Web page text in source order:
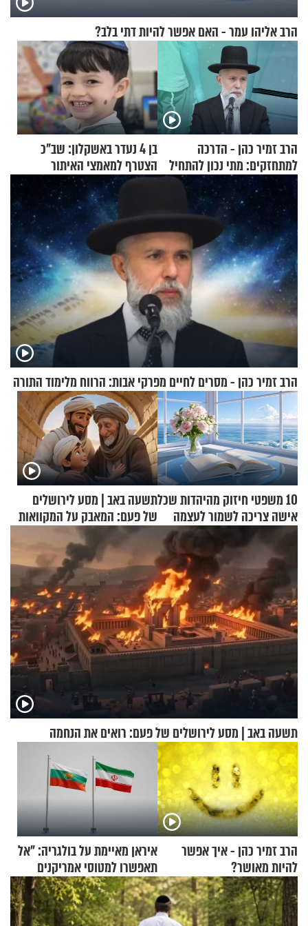
הרב אליהו עמר - האם אפשר להיות דתי בלב?
הרב זמיר כהן - הדרכה
למתחזקים: מתי נכון להתחיל
עם לבישת הציצית?
בן 4 נעדר באשקלון: שב"כ
הצטרף למאמצי האיתור
הרב זמיר כהן - מסרים לחיים מפרקי אבות: הרווח מלימוד התורה
10 משפטי חיזוק מהיהדות שכל
אישה צריכה לשמור לעצמה
תשעה באב | מסע לירושלים
של פעם: המאבק על המקוואות
תשעה באב | מסע לירושלים של פעם: רואים את הנחמה
הרב זמיר כהן - איך אפשר
להיות מאושר?
איראן מאיימת על בולגריה: "אל
תאפשרו למטוסי אמריקנים
להמריא מהשטח שלכם"